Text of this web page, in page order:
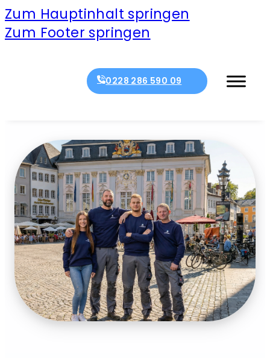
Zum Hauptinhalt springen
Zum Footer springen
0228 286 590 09